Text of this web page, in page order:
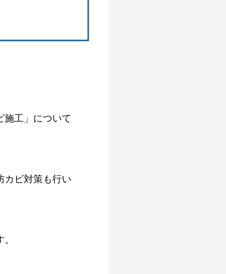
施工」について
カビ対策も行い